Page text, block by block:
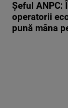
Şeful ANPC:
operatorii
pună mâna